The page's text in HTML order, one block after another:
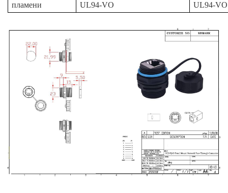
пламени
UL94-VO UL94-VO